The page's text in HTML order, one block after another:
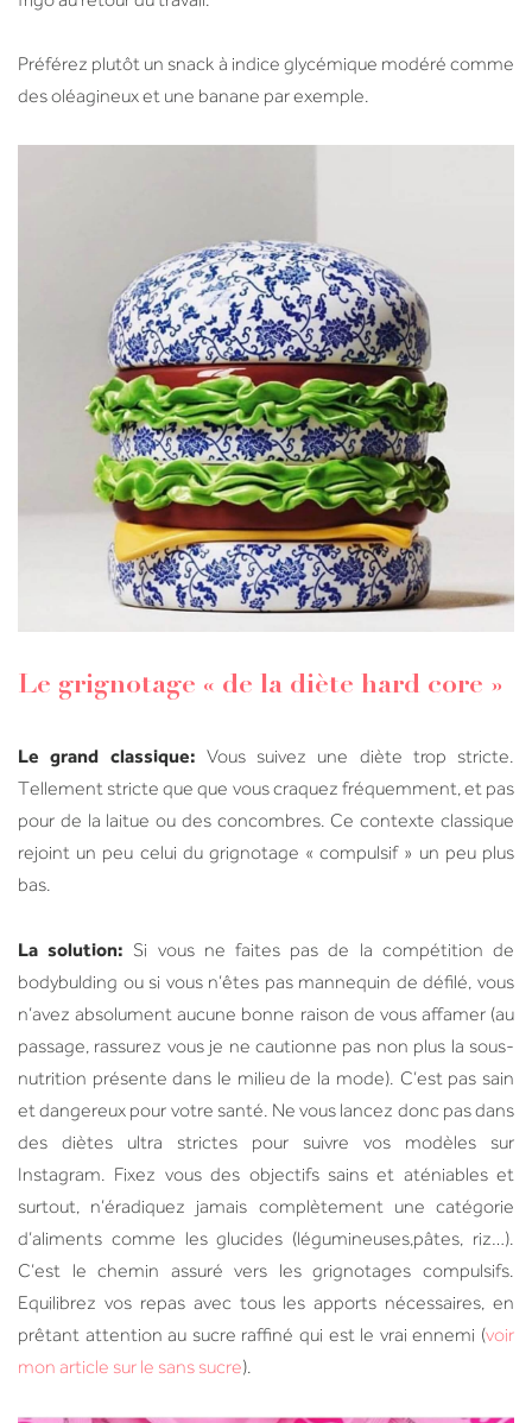
Préférez plutôt un snack à indice glycémique modéré comme
des oléagineux et une banane par exemple.
Le grignotage « de la diète hard core »
Le grand classique: Vous suivez une diète trop stricte.
Tellement stricte que que vous craquez fréquemment, et pas
pour de la laitue ou des concombres. Ce contexte classique
rejoint un peu celui du grignotage « compulsif » un peu plus
bas.
La solution: Si vous ne faites pas de la compétition de
bodybulding ou si vous n’êtes pas mannequin de défilé, vous
n’avez absolument aucune bonne raison de vous affamer (au
passage, rassurez vous je ne cautionne pas non plus la sous-
nutrition présente dans le milieu de la mode). C’est pas sain
et dangereux pour votre santé. Ne vous lancez donc pas dans
des diètes ultra strictes pour suivre vos modèles sur
Instagram. Fixez vous des objectifs sains et aténiables et
surtout, n’éradiquez jamais complètement une catégorie
d’aliments comme les glucides (légumineuses,pâtes, riz…).
C’est le chemin assuré vers les grignotages compulsifs.
Equilibrez vos repas avec tous les apports nécessaires, en
prêtant attention au sucre raffiné qui est le vrai ennemi (voir
mon article sur le sans sucre).